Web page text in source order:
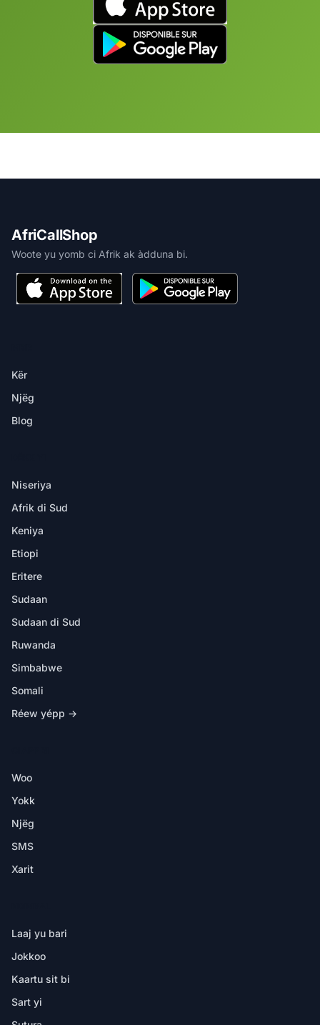
AfriCallShop
Woote yu yomb ci Afrik ak àdduna bi.
Kër
Njëg
Blog
Niseriya
Afrik di Sud
Keniya
Etiopi
Eritere
Sudaan
Sudaan di Sud
Ruwanda
Simbabwe
Somali
Réew yépp →
Woo
Yokk
Njëg
SMS
Xarit
Laaj yu bari
Jokkoo
Kaartu sit bi
Sart yi